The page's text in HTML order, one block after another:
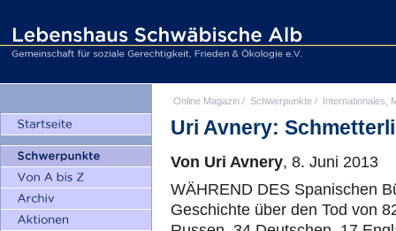
Online Magazin / Schwerpunkte / Internationales,
Uri Avnery:
Von Uri Avnery, 8. Juni 2013
WÄHREND DES Spanischen
Geschichte über den Tod von